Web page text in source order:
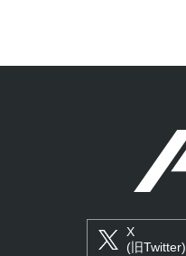
X
(旧Twitter)